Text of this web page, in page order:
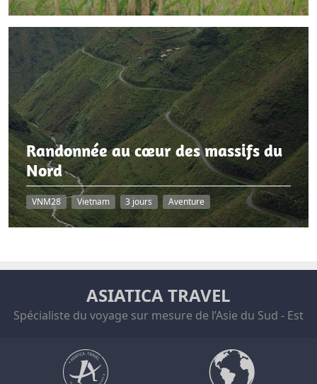
Randonnée au cœur des massifs du
Nord
VNM28 Vietnam 3 jours Aventure
ASIATICA TRAVEL
Spécialiste du voyage sur mesure de l’Asie du Sud - Est